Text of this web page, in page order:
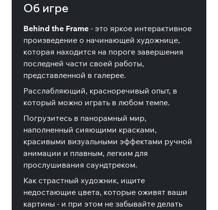
Об игре
Behind the Frame - это яркое интерактивное
произведение о начинающей художнице,
которая находится на пороге завершения
последней части своей работы,
представленной в галерее.
Расслабляющий, красноречивый опыт, в
который можно играть в любом темпе.
Погрузитесь в панорамный мир,
наполненный сияющими красками,
красивыми визуальными эффектами ручной
анимации и плавным, легким для
прослушивания саундтреком.
Как страстный художник, ищите
недостающие цвета, которые оживят ваши
картины - и при этом не забывайте делать